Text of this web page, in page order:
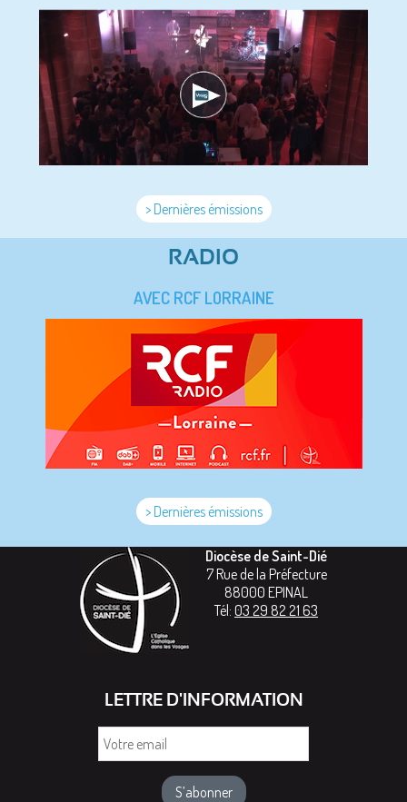
> Dernières émissions
RADIO
AVEC RCF LORRAINE
> Dernières émissions
Diocèse de Saint-Dié
7 Rue de la Préfecture
88000 EPINAL
Tél: 03 29 82 21 63
LETTRE D'INFORMATION